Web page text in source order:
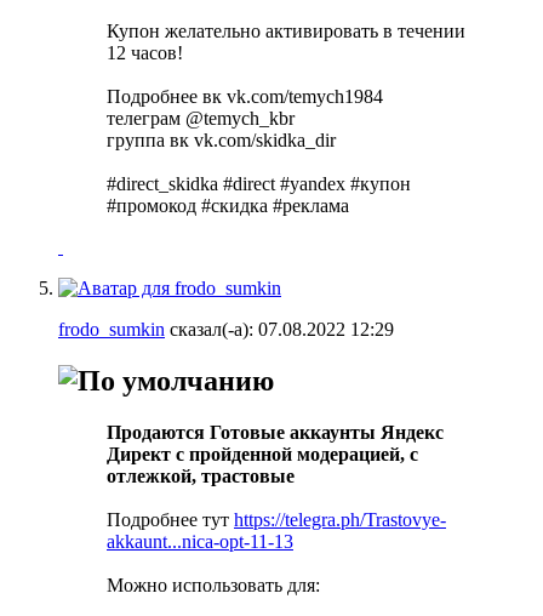
Купон желательно активировать в течении
12 часов!
Подробнее вк vk.com/temych1984
телеграм @temych_kbr
группа вк vk.com/skidka_dir
#direct_skidka #direct #yandex #купон
#промокод #скидка #реклама
frodo_sumkin сказал(-а): 07.08.2022 12:29
Продаются Готовые аккаунты Яндекс
Директ с пройденной модерацией, с
отлежкой, трастовые
Подробнее тут https://telegra.ph/Trastovye-
akkaunt...nica-opt-11-13
Можно использовать для: